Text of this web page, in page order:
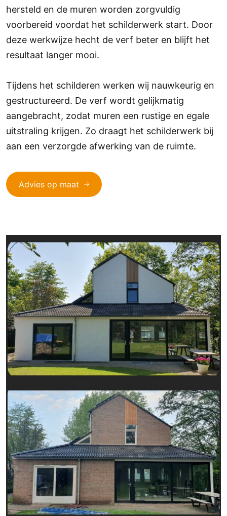
hersteld en de muren worden zorgvuldig
voorbereid voordat het schilderwerk start. Door
deze werkwijze hecht de verf beter en blijft het
resultaat langer mooi.
Tijdens het schilderen werken wij nauwkeurig en
gestructureerd. De verf wordt gelijkmatig
aangebracht, zodat muren een rustige en egale
uitstraling krijgen. Zo draagt het schilderwerk bij
aan een verzorgde afwerking van de ruimte.
Advies op maat